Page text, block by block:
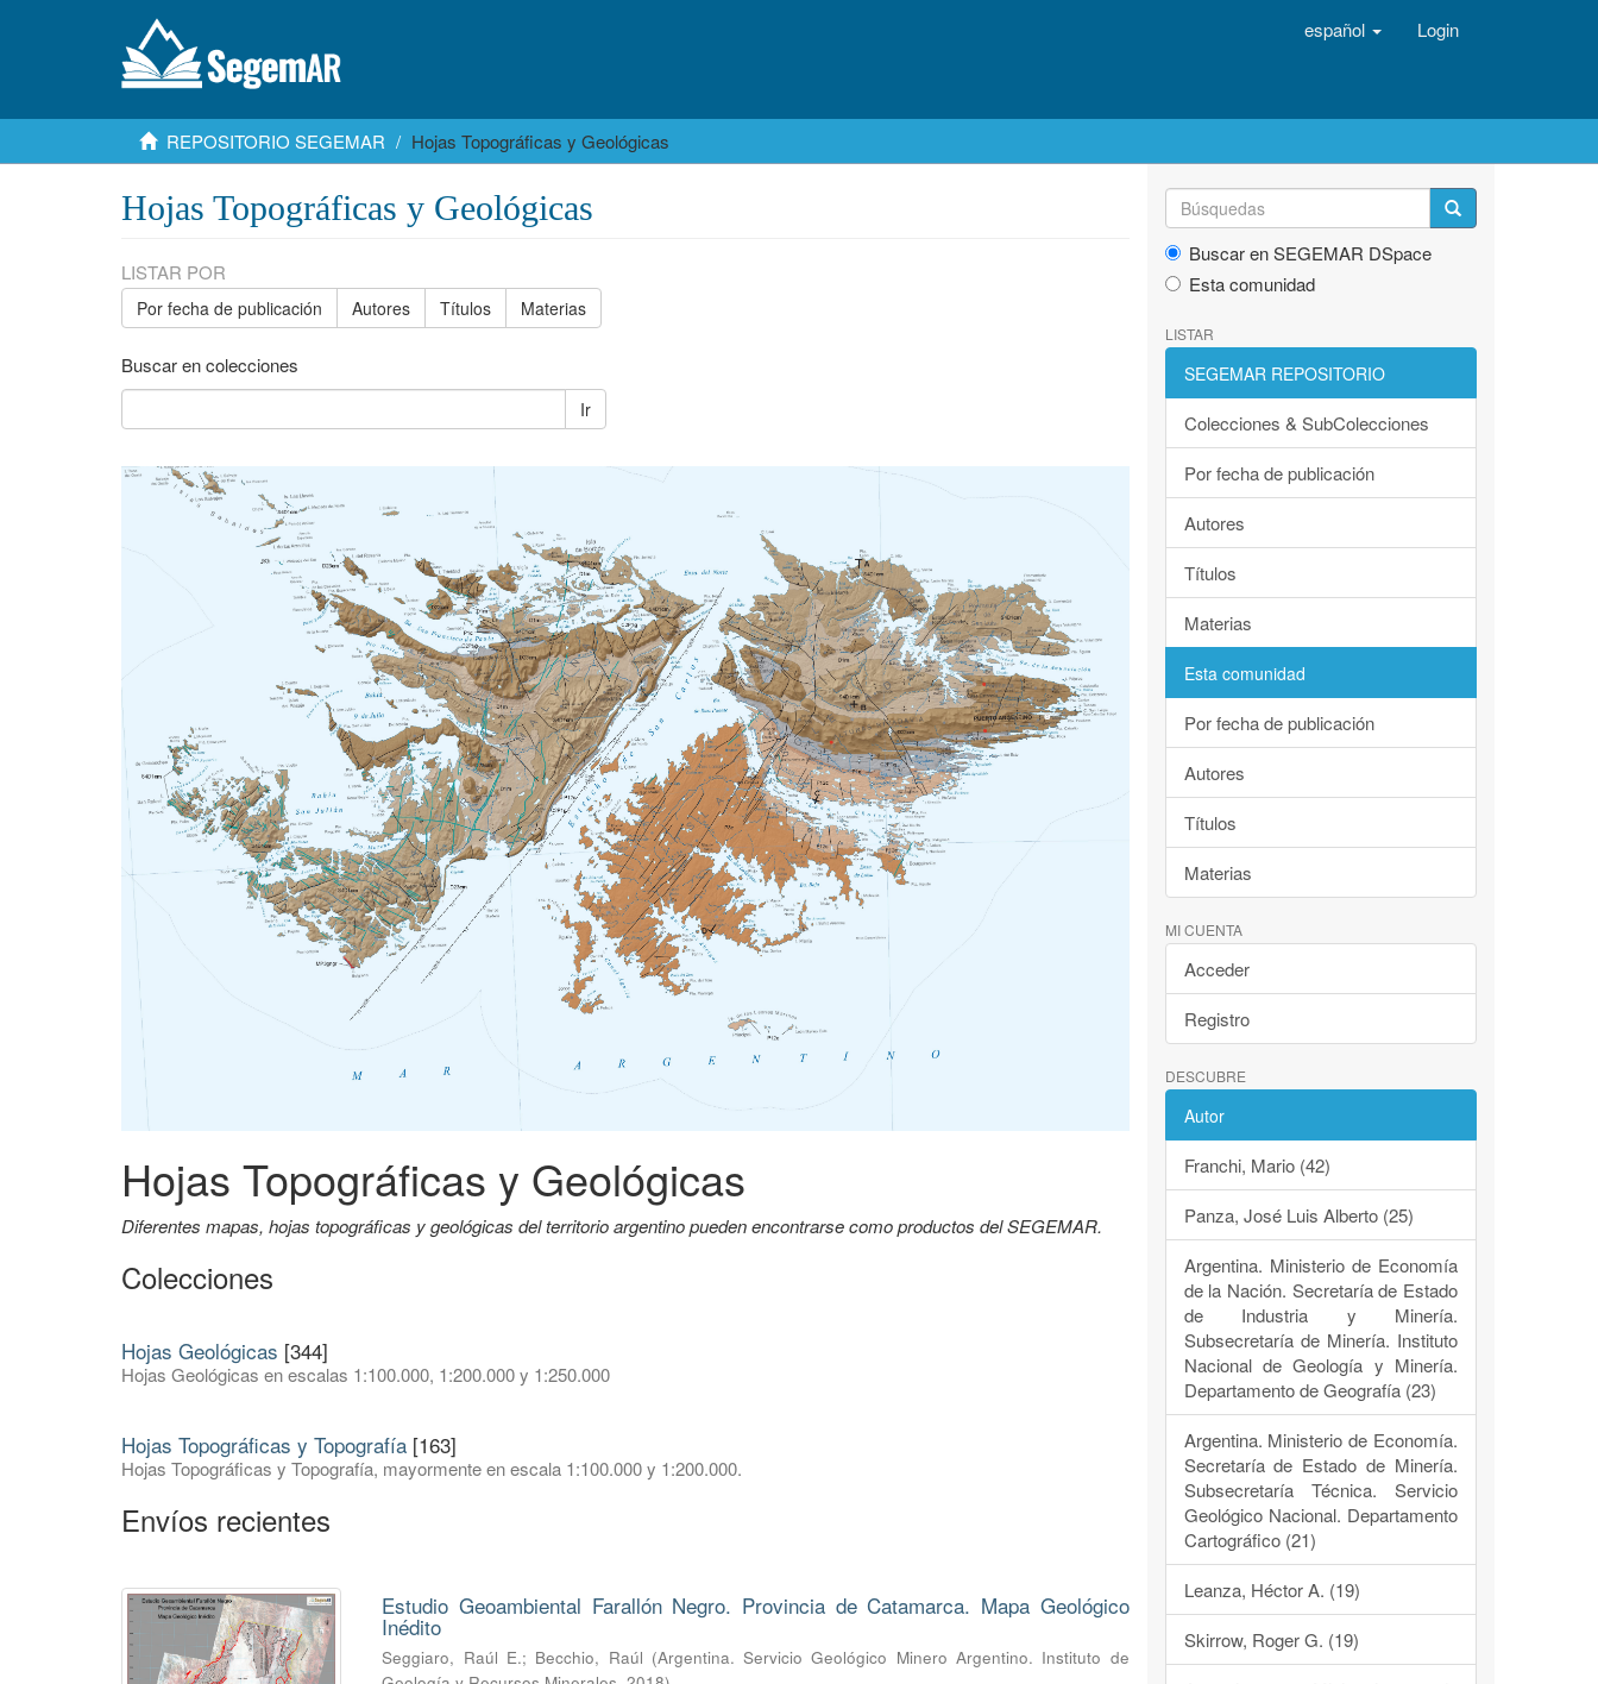
español Login
REPOSITORIO SEGEMAR Hojas Topográficas y Geológicas
Hojas Topográficas y Geológicas
LISTAR POR
Por fecha de publicación Autores Títulos Materias
Buscar en colecciones
Ir
Hojas Topográficas y Geológicas
Diferentes mapas, hojas topográficas y geológicas del territorio argentino pueden encontrarse como productos del SEGEMAR.
Colecciones
Hojas Geológicas [344]
Hojas Geológicas en escalas 1:100.000, 1:200.000 y 1:250.000
Hojas Topográficas y Topografía [163]
Hojas Topográficas y Topografía, mayormente en escala 1:100.000 y 1:200.000.
Envíos recientes
Estudio Geoambiental Farallón Negro. Provincia de Catamarca. Mapa Geológico
Inédito
Seggiaro, Raúl E.; Becchio, Raúl (Argentina. Servicio Geológico Minero Argentino. Instituto de
Buscar en SEGEMAR DSpace
Esta comunidad
LISTAR
SEGEMAR REPOSITORIO
Colecciones & SubColecciones
Por fecha de publicación
Autores
Títulos
Materias
Esta comunidad
Por fecha de publicación
Autores
Títulos
Materias
MI CUENTA
Acceder
Registro
DESCUBRE
Autor
Franchi, Mario (42)
Panza, José Luis Alberto (25)
Argentina. Ministerio de Economía
de la Nación. Secretaría de Estado
de Industria y Minería.
Subsecretaría de Minería. Instituto
Nacional de Geología y Minería.
Departamento de Geografía (23)
Argentina. Ministerio de Economía.
Secretaría de Estado de Minería.
Subsecretaría Técnica. Servicio
Geológico Nacional. Departamento
Cartográfico (21)
Leanza, Héctor A. (19)
Skirrow, Roger G. (19)